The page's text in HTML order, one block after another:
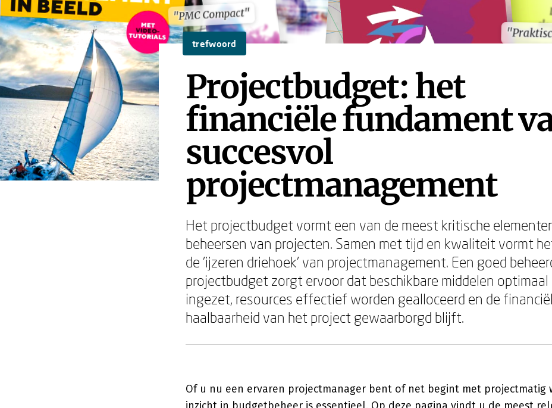
"PMC Compact"
"PMC Compact"
trefwoord
Projectbudget: het
financiële fundament
succesvol
projectmanagement
Het projectbudget vormt een van de meest kritische
beheersen van projecten. Samen met tijd en kwaliteit vormt
de 'ijzeren driehoek' van projectmanagement. Een goed
projectbudget zorgt ervoor dat beschikbare middelen optimaal
ingezet, resources effectief worden gealloceerd en de
haalbaarheid van het project gewaarborgd blijft.
Of u nu een ervaren projectmanager bent of net begint met projectmatig